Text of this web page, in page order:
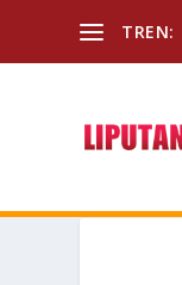
TREN: